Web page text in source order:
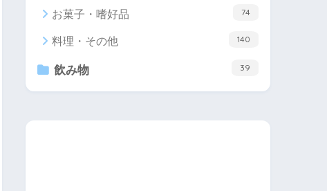
お菓子・嗜好品 74
料理・その他 140
飲み物 39